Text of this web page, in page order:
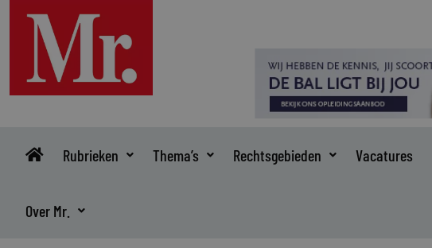
inhoud
Rubrieken Thema’s Rechtsgebieden Vacatures
Over Mr.